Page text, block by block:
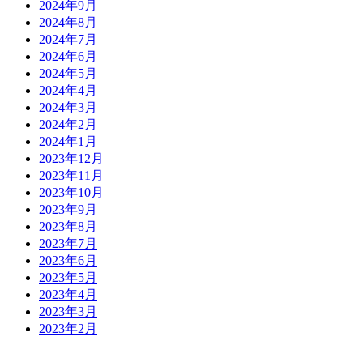
2024年9月
2024年8月
2024年7月
2024年6月
2024年5月
2024年4月
2024年3月
2024年2月
2024年1月
2023年12月
2023年11月
2023年10月
2023年9月
2023年8月
2023年7月
2023年6月
2023年5月
2023年4月
2023年3月
2023年2月